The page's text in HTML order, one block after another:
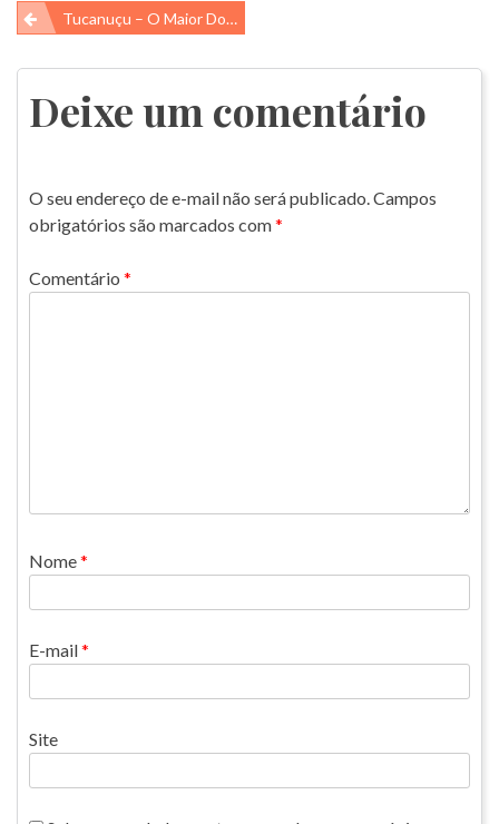
Navegação
de
Post
Tucanuçu – O Maior Dos Tucanos
Deixe um comentário
O seu endereço de e-mail não será publicado.Campos
obrigatórios são marcados com*
Comentário *
Nome*
E-mail*
Site